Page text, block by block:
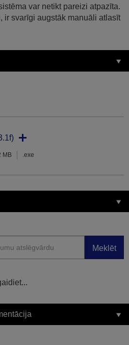
var netikt pareizi atpazīta.
ir svarīgi augstāk manuāli atlasīt
MB .exe
Meklēt